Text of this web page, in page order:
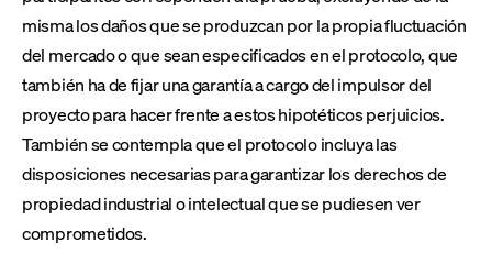
misma los daños que se produzcan por la propia fluctuación
del mercado o que sean especificados en el protocolo, que
también ha de fijar una garantía a cargo del impulsor del
proyecto para hacer frente a estos hipotéticos perjuicios.
También se contempla que el protocolo incluya las
disposiciones necesarias para garantizar los derechos de
propiedad industrial o intelectual que se pudiesen ver
comprometidos.